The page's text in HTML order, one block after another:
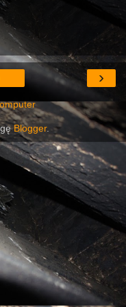
›
Blogger.